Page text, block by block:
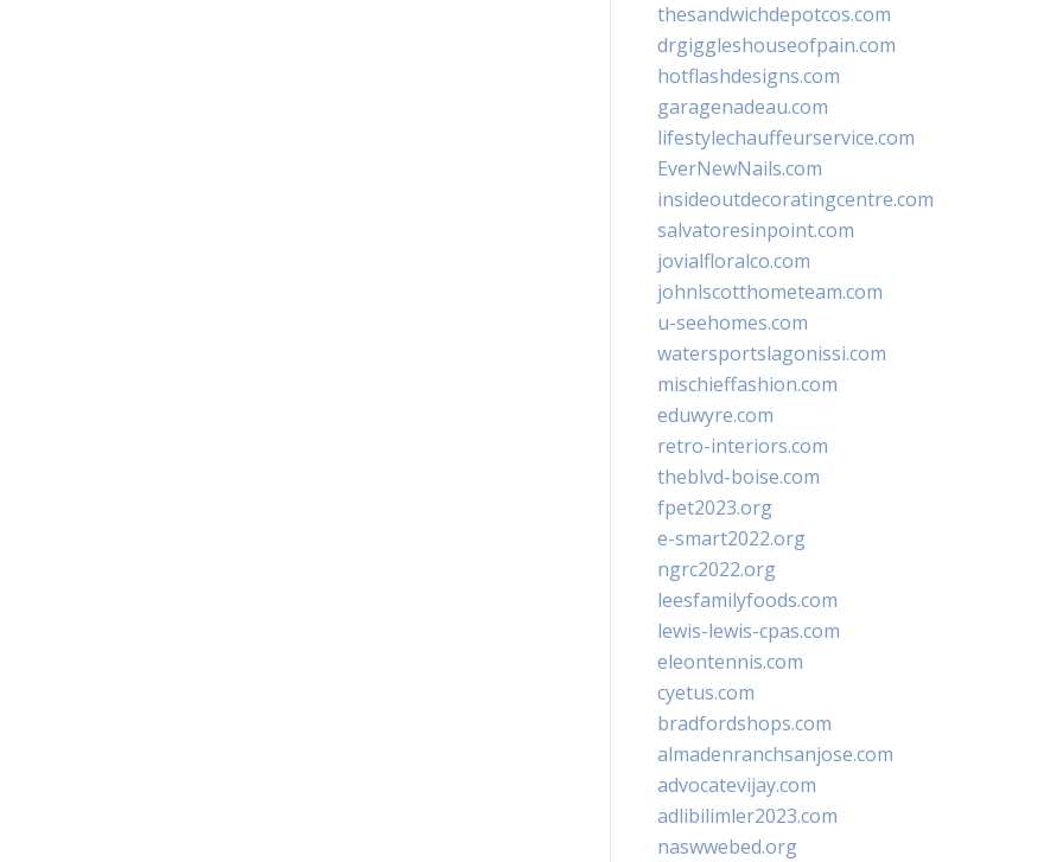
thesandwichdepotcos.com
drgiggleshouseofpain.com
hotflashdesigns.com
garagenadeau.com
lifestylechauffeurservice.com
EverNewNails.com
insideoutdecoratingcentre.com
salvatoresinpoint.com
jovialfloralco.com
johnlscotthometeam.com
u-seehomes.com
watersportslagonissi.com
mischieffashion.com
eduwyre.com
retro-interiors.com
theblvd-boise.com
fpet2023.org
e-smart2022.org
ngrc2022.org
leesfamilyfoods.com
lewis-lewis-cpas.com
eleontennis.com
cyetus.com
bradfordshops.com
almadenranchsanjose.com
advocatevijay.com
adlibilimler2023.com
naswwebed.org